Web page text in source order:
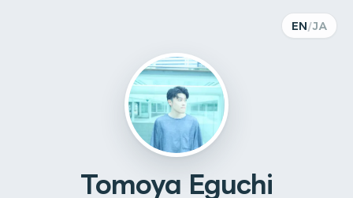
EN/JA
Tomoya Eguchi